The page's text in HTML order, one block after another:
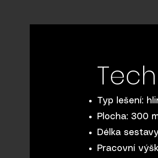
Typ lešení:
Plocha: 300
Délka
Pracovní